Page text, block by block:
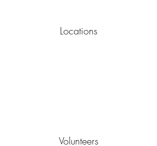
Locations
Volunteers